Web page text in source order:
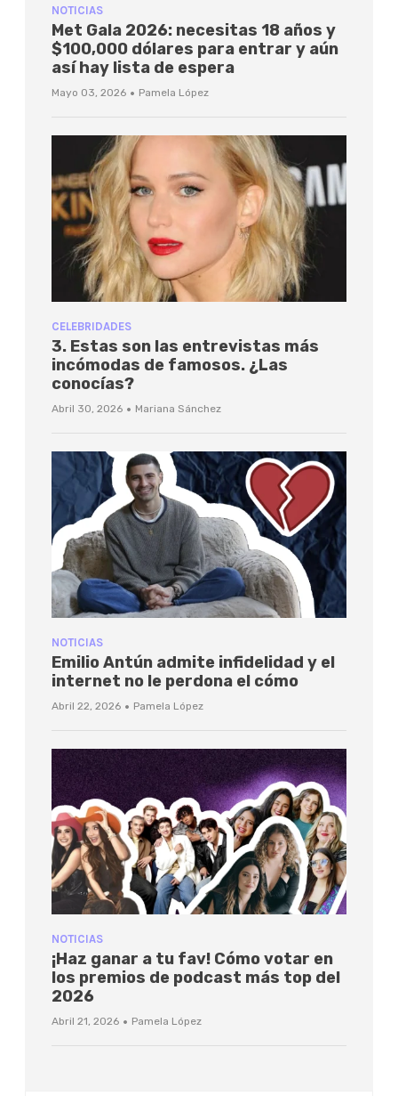
NOTICIAS
Met Gala 2026: necesitas 18 años y
$100,000 dólares para entrar y aún
así hay lista de espera
Mayo 03, 2026 · Pamela López
CELEBRIDADES
3. Estas son las entrevistas más
incómodas de famosos. ¿Las
conocías?
Abril 30, 2026 · Mariana Sánchez
NOTICIAS
Emilio Antún admite infidelidad y el
internet no le perdona el cómo
Abril 22, 2026 · Pamela López
NOTICIAS
¡Haz ganar a tu fav! Cómo votar en
los premios de podcast más top del
2026
Abril 21, 2026 · Pamela López